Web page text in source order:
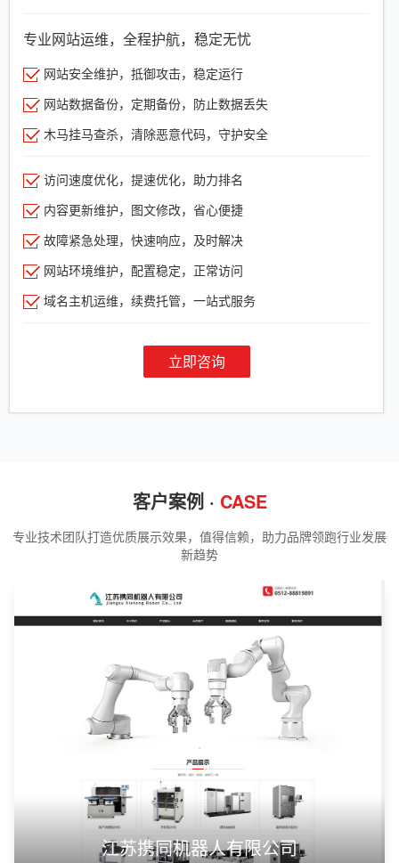
专业网站运维，全程护航，稳定无忧
网站安全维护，抵御攻击，稳定运行
网站数据备份，定期备份，防止数据丢失
木马挂马查杀，清除恶意代码，守护安全
访问速度优化，提速优化，助力排名
内容更新维护，图文修改，省心便捷
故障紧急处理，快速响应，及时解决
网站环境维护，配置稳定，正常访问
域名主机运维，续费托管，一站式服务
立即咨询
客户案例 · CASE
专业技术团队打造优质展示效果，值得信赖，助力品牌领跑行业发展
新趋势
江苏携同机器人有限公司